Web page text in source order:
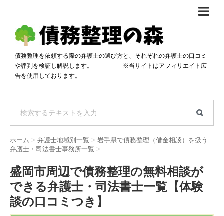
債務整理体験談
おすすめ
料金比較
自己破産・個人再生料金比較
過払い金料金比較
専門家の選び方
料金で選ぶ
分割・後払い可で選ぶ
着手金無料で選ぶ
女性専門で選ぶ
24時間年中無休で選ぶ
法律事務所の方へ
匿名借金相談
債務整理を依頼する際の弁護士の選び方と、それぞれの弁護士の口コミ
や評判を検証し解説します。 ※当サイトはアフィリエイト広
告を使用しております。
ホーム > 弁護士地域別一覧 > 岩手県で債務整理（借金相談）を扱う
弁護士・司法書士事務所一覧 >
盛岡市周辺で債務整理の無料相談が
できる弁護士・司法書士一覧【体験
談の口コミつき】